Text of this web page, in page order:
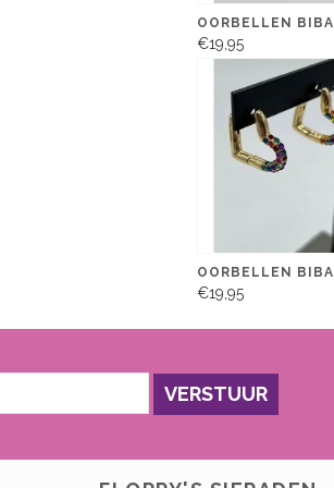
OORBELLEN BIBA
€19,95
OORBELLEN BIBA
€19,95
VERSTUUR